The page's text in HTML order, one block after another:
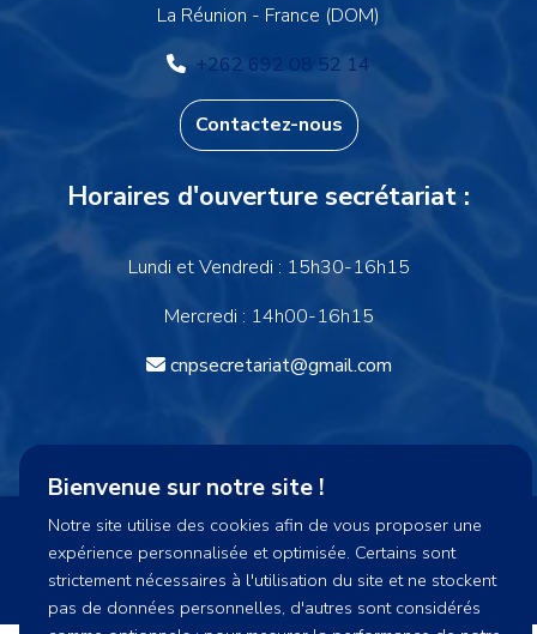
La Réunion - France (DOM)
+262 692 08 52 14
Contactez-nous
Horaires d'ouverture secrétariat :
Lundi et Vendredi : 15h30-16h15
Mercredi : 14h00-16h15
cnpsecretariat@gmail.com
CNP974 2023 - Tous droits réservés - Site réalisé par
laCoopérative Pick
Bas de page
Mentions légales CGV Confidentialités
Bienvenue sur notre site !
Notre site utilise des cookies afin de vous proposer une
expérience personnalisée et optimisée. Certains sont
strictement nécessaires à l'utilisation du site et ne stockent
pas de données personnelles, d'autres sont considérés